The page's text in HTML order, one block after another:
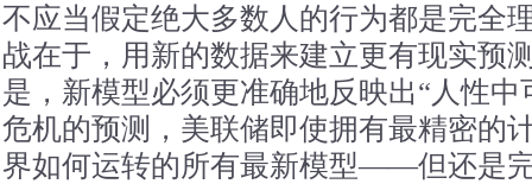
不应当假定绝大多数人的行为都是完全
战在于，用新的数据来建立更有现实预
是，新模型必须更准确地反映出“人性
危机的预测，美联储即使拥有最精密的
界如何运转的所有最新模型——但还是